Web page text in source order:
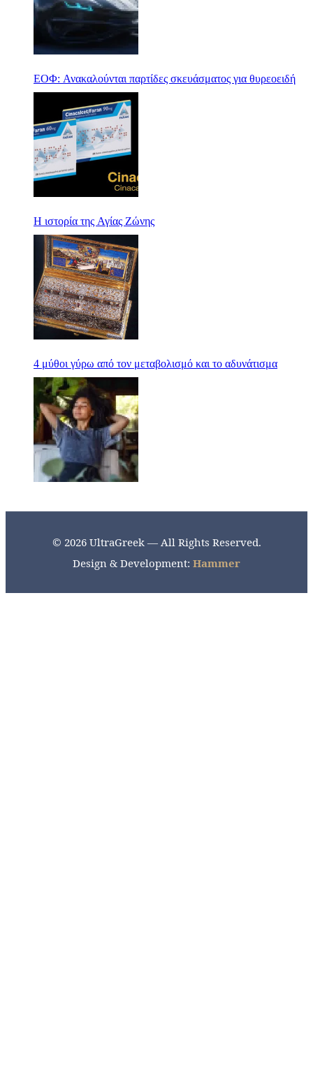
ΕΟΦ: Ανακαλούνται παρτίδες σκευάσματος για θυρεοειδή
Η ιστορία της Αγίας Ζώνης
4 μύθοι γύρω από τον μεταβολισμό και το αδυνάτισμα
© 2026 UltraGreek — All Rights Reserved.
Design & Development: Hammer